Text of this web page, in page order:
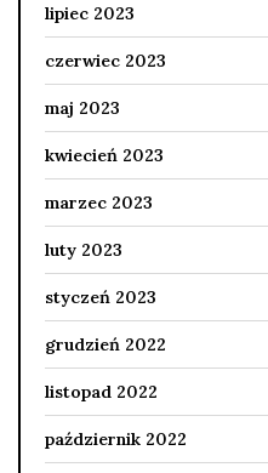
lipiec 2023
czerwiec 2023
maj 2023
kwiecień 2023
marzec 2023
luty 2023
styczeń 2023
grudzień 2022
listopad 2022
październik 2022